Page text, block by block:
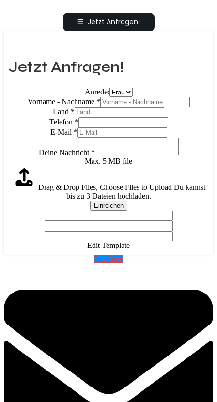
Jetzt Anfragen!
Jetzt Anfragen!
Anrede:
Vorname - Nachname *
Land *
Telefon *
E-Mail *
Deine Nachricht *
Max. 5 MB file
Drag & Drop Files, Choose Files to Upload Du kannst
bis zu 3 Dateien hochladen.
Einreichen
Edit Template
Envelope